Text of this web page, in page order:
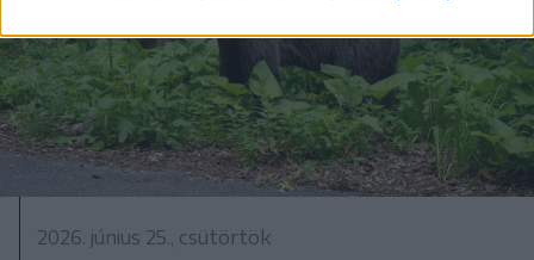
2026. június 25., csütörtök